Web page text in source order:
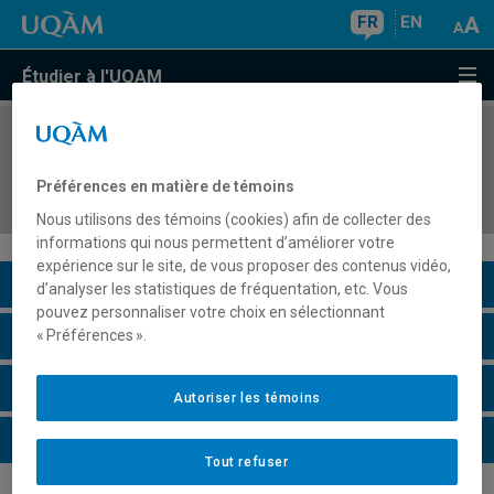
FR EN
Étudier à l'UQAM
COURS//
neuropsychologie/biopsychologie
Description du cours
Horaire - Été 2026
Horaire - Automne 2026
Horaire - Hiver 2027
Préférences en matière de témoins
Nous utilisons des témoins (cookies) afin de collecter des
informations qui nous permettent d’améliorer votre
expérience sur le site, de vous proposer des contenus vidéo,
d’analyser les statistiques de fréquentation, etc. Vous
pouvez personnaliser votre choix en sélectionnant
« Préférences ».
Tout refuser
Autoriser les témoins